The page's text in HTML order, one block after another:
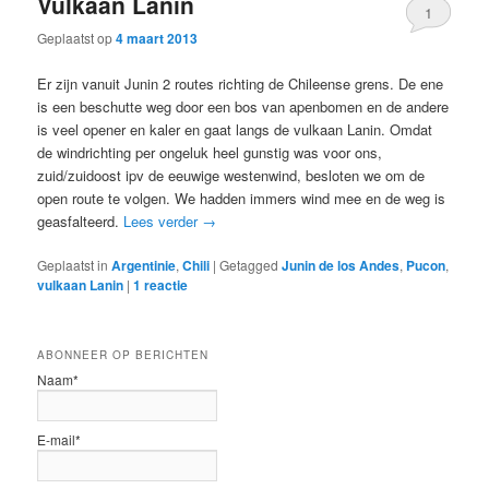
Geplaatst op4 maart 2013
1
Er zijn vanuit Junin 2 routes richting de Chileense grens. De ene
is een beschutte weg door een bos van apenbomen en de andere
is veel opener en kaler en gaat langs de vulkaan Lanin. Omdat
de windrichting per ongeluk heel gunstig was voor ons,
zuid/zuidoost ipv de eeuwige westenwind, besloten we om de
open route te volgen. We hadden immers wind mee en de weg is
geasfalteerd. Lees verder →
Geplaatst in Argentinie,Chili |Getagged Junin de los Andes, Pucon,
vulkaan Lanin |1 reactie
ABONNEER OP BERICHTEN
Naam*
E-mail*